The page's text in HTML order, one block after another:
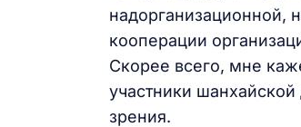
надорганизационной,
кооперации
Скорее всего, мне
участники шанхайской
зрения.